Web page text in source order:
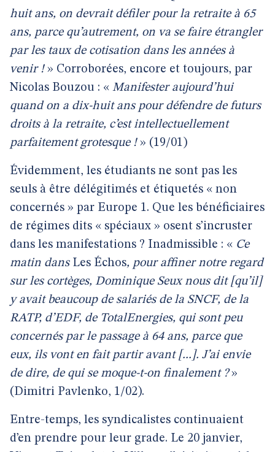
huit ans, on devrait défiler pour la retraite à 65
ans, parce qu’autrement, on va se faire étrangler
par les taux de cotisation dans les années à
venir !» Corroborées, encore et toujours, par
Nicolas Bouzou : « Manifester aujourd’hui
quand on a dix-huit ans pour défendre de futurs
droits à la retraite, c’est intellectuellement
parfaitement grotesque !» (19/01)
Évidemment, les étudiants ne sont pas les
seuls à être délégitimés et étiquetés « non
concernés » par Europe 1. Que les bénéficiaires
de régimes dits « spéciaux » osent s’incruster
dans les manifestations ? Inadmissible : « Ce
matin dansLes Échos, pour affiner notre regard
sur les cortèges, Dominique Seux nous dit [qu’il]
y avait beaucoup de salariés de la SNCF, de la
RATP, d’EDF, de TotalEnergies, qui sont peu
concernés par le passage à 64 ans, parce que
eux, ils vont en fait partir avant [...]. J’ai envie
de dire, de qui se moque-t-on finalement ?»
(Dimitri Pavlenko, 1/02).
Entre-temps, les syndicalistes continuaient
d’en prendre pour leur grade. Le 20 janvier,